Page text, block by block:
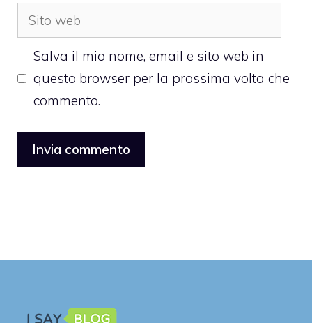
Sito
web
Salva il mio nome, email e sito web in
questo browser per la prossima volta che
commento.